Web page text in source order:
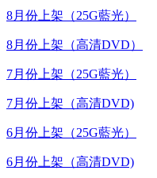
8月份上架（25G藍光）
8月份上架（高清DVD）
7月份上架（25G藍光）
7月份上架（高清DVD)
6月份上架（25G藍光）
6月份上架（高清DVD)